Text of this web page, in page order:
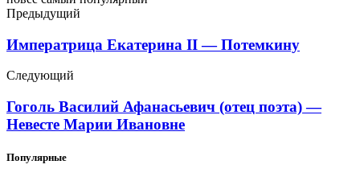
Предыдущий
Императрица Екатерина II — Потемкину
Следующий
Гоголь Василий Афанасьевич (отец поэта) —
Невесте Марии Ивановне
Популярные